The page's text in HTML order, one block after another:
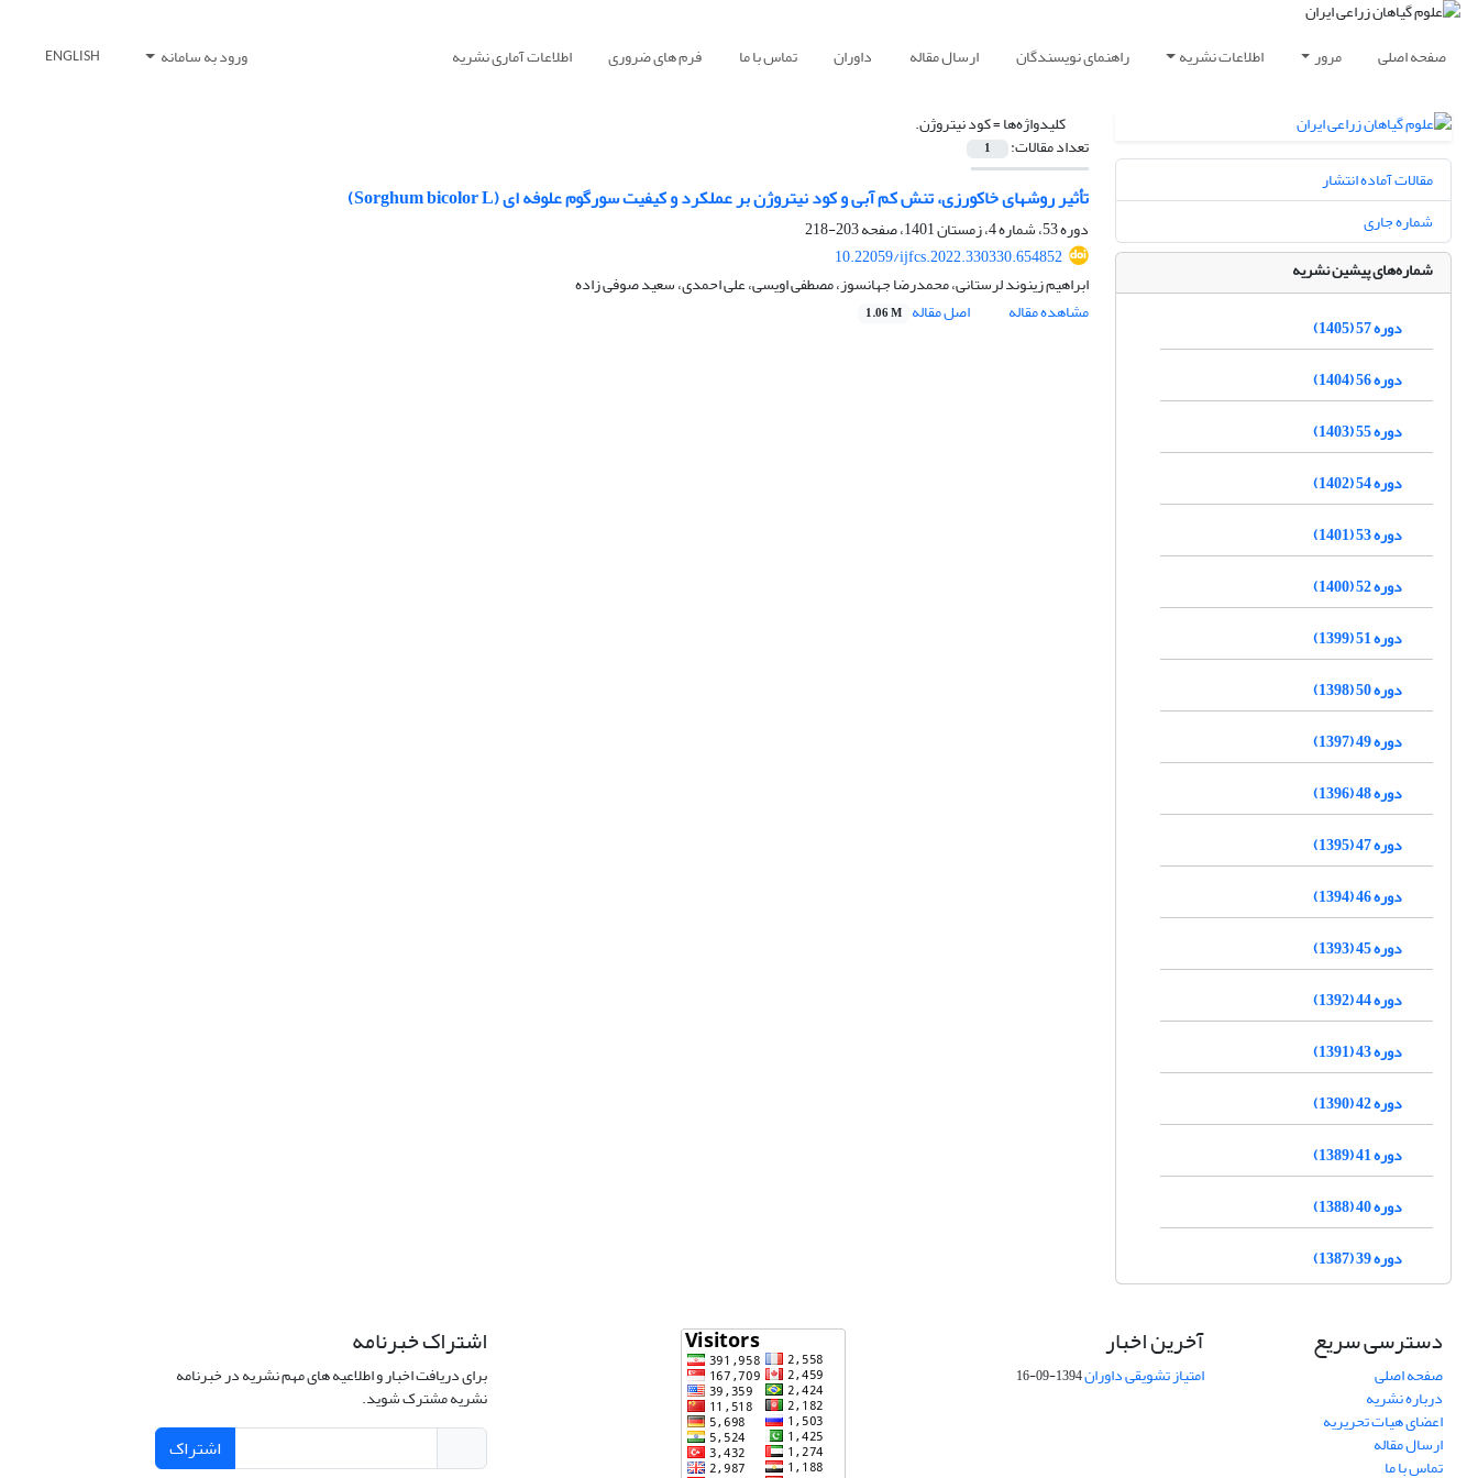
صفحه اصلی مرور اطلاعات نشریه راهنمای نویسندگان ارسال مقاله داوران تماس با ما فرم های ضروری اطلاعات آماری نشریه ورود به سامانه ENGLISH
کلیدواژه‌ها =کود نیتروژن.
تعداد مقالات: 1
تأثیر روش‬های خاک‬ورزی، تنش کم ‬آبی و کود نیتروژن بر عملکرد و کیفیت سورگوم علوفه‬ ای (Sorghum bicolor L)
دوره 53، شماره 4، زمستان 1401، صفحه
203-218
10.22059/ijfcs.2022.330330.654852
ابراهیم زینوند لرستانی، محمدرضا جهانسوز، مصطفی اویسی، علی احمدی، سعید صوفی زاده
مشاهده مقاله
اصل مقاله 1.06 M
مقالات آماده انتشار
شماره جاری
شماره‌های پیشین نشریه
دوره 57 (1405)
دوره 56 (1404)
دوره 55 (1403)
دوره 54 (1402)
دوره 53 (1401)
دوره 52 (1400)
دوره 51 (1399)
دوره 50 (1398)
دوره 49 (1397)
دوره 48 (1396)
دوره 47 (1395)
دوره 46 (1394)
دوره 45 (1393)
دوره 44 (1392)
دوره 43 (1391)
دوره 42 (1390)
دوره 41 (1389)
دوره 40 (1388)
دوره 39 (1387)
دسترسی سریع
صفحه اصلی
درباره نشریه
اعضای هیات تحریریه
ارسال مقاله
تماس با ما
آخرین اخبار
امتیاز تشویقی داوران1394-09-16
اشتراک خبرنامه
برای دریافت اخبار و اطلاعیه های مهم نشریه در خبرنامه
نشریه مشترک شوید.
اشتراک